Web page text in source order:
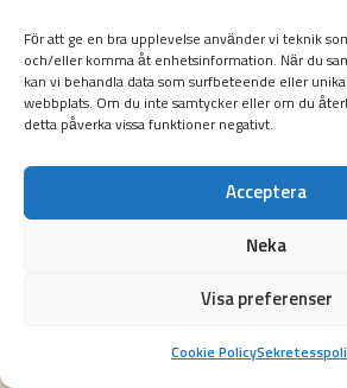
För att ge en bra upplevelse använder vi teknik
och/eller komma åt enhetsinformation. När du
kan vi behandla data som surfbeteende eller
webbplats. Om du inte samtycker eller om du
detta påverka vissa funktioner negativt.
Acceptera
Neka
Visa preferenser
Cookie Policy